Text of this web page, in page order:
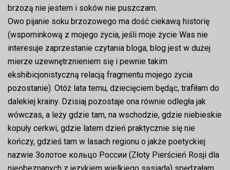
brzozą nie jestem i soków nie puszczam.
Owo pijanie soku brzozowego ma dość ciekawą historię
(wspominkową z mojego życia, jeśli moje życie Was nie
interesuje zaprzestanie czytania bloga, blog jest w dużej
mierze uzewnętrznieniem się i pewnie takim
ekshibicjonistyczną relacją fragmentu mojego życia
pozostanie). Otóż lata temu, dziecięciem będąc, trafiłam do
dalekiej krainy. Dzisiaj pozostaje ona równie odległa jak
wówczas, a leży gdzie tam, na wschodzie, gdzie niebieskie
kopuły cerkwi, gdzie latem dzień praktycznie się nie
kończy, gdzieś tam w lasach regionu o jakże poetyckiej
nazwie Золотое кольцо России (Złoty Pierścień Rosji dla